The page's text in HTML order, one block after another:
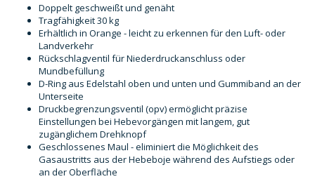
Doppelt geschweißt und genäht
Tragfähigkeit 30 kg
Erhältlich in Orange - leicht zu erkennen für den Luft- oder
Landverkehr
Rückschlagventil für Niederdruckanschluss oder
Mundbefüllung
D-Ring aus Edelstahl oben und unten und Gummiband an der
Unterseite
Druckbegrenzungsventil (opv) ermöglicht präzise
Einstellungen bei Hebevorgängen mit langem, gut
zugänglichem Drehknopf
Geschlossenes Maul - eliminiert die Möglichkeit des
Gasaustritts aus der Hebeboje während des Aufstiegs oder
an der Oberfläche